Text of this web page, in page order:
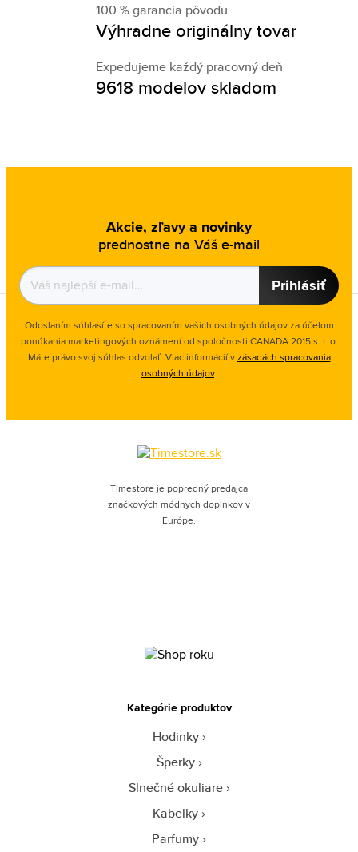
100 % garancia pôvodu
Výhradne originálny tovar
Expedujeme každý pracovný deň
9618 modelov skladom
Akcie, zľavy a novinky
prednostne na Váš e-mail
Prihlásiť
Odoslaním súhlasíte so spracovaním vašich osobných údajov za účelom
ponúkania marketingových oznámení od spoločnosti CANADA 2015 s. r. o.
Máte právo svoj súhlas odvolať. Viac informácií vzásadách spracovania
osobných údajov.
Timestore je popredný predajca
značkových módnych doplnkov v
Európe.
Kategórie produktov
Hodinky
Šperky
Slnečné okuliare
Kabelky
Parfumy